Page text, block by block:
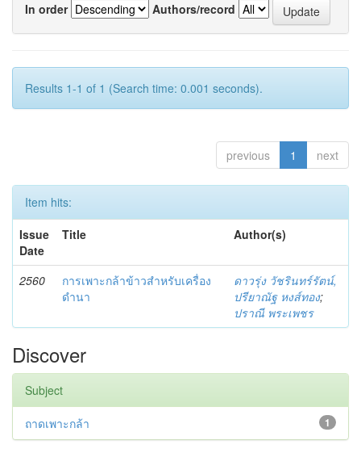
In order
Authors/record
Results 1-1 of 1 (Search time: 0.001 seconds).
previous 1 next
Item hits:
Issue
Date
Title Author(s)
2560
การเพาะกล้าข้าวสำหรับเครื่อง
ดำนา
ดาวรุ่ง วัชรินทร์รัตน์,
ปรียาณัฐ หงส์ทอง;
ปราณี พระเพชร
Discover
Subject
1
ถาดเพาะกล้า